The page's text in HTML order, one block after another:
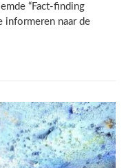
“Fact-finding
informeren naar de